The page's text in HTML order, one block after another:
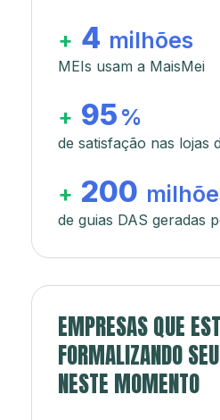
+ 4 milhões
MEIs usam a MaisMei
+ 95 %
de satisfação nas lojas
+ 200
de guias DAS geradas
EMPRESAS QUE
FORMALIZANDO
NESTE MOMENTO